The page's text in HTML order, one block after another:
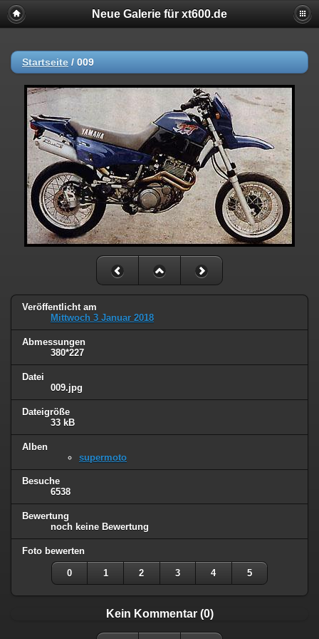
Neue Galerie für xt600.de
Startseite / 009
Veröffentlicht am
Mittwoch 3 Januar 2018
Abmessungen
380*227
Datei
009.jpg
Dateigröße
33 kB
Alben
supermoto
Besuche
6538
Bewertung
noch keine Bewertung
Foto bewerten
0 1 2 3 4 5
Kein Kommentar (0)